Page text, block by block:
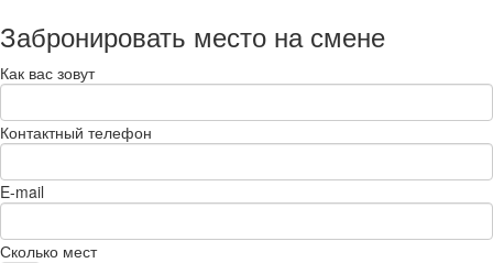
Забронировать место на смене
Как вас зовут
Контактный телефон
E-mail
Сколько мест